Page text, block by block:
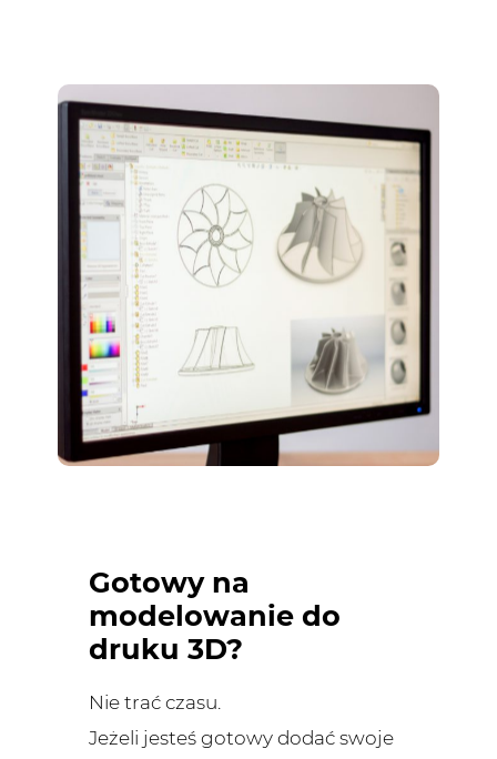
Gotowy na
modelowanie do
druku 3D?
Nie trać czasu.
Jeżeli jesteś gotowy dodać swoje